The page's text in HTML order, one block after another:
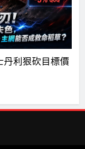
丹利狠砍目標價